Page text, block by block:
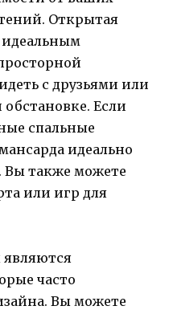
Открытая
идеальным
с друзьями или
Если
спальные
идеально
Вы также можете
или игр для
часто
Вы можете